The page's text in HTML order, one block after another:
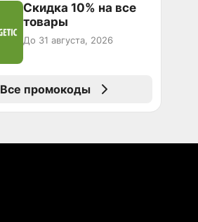
Скидка 10% на все
товары
До 31 августа, 2026
Все промокоды